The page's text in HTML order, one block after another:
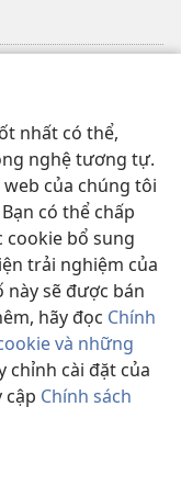
nhất có thể,
nghệ tương tự.
của chúng tôi
có thể chấp
cookie bổ sung
trải nghiệm của
sẽ được bán
hãy đọc Chính
và những
chỉnh cài đặt của
cập Chính sách
of Pennsylvania.